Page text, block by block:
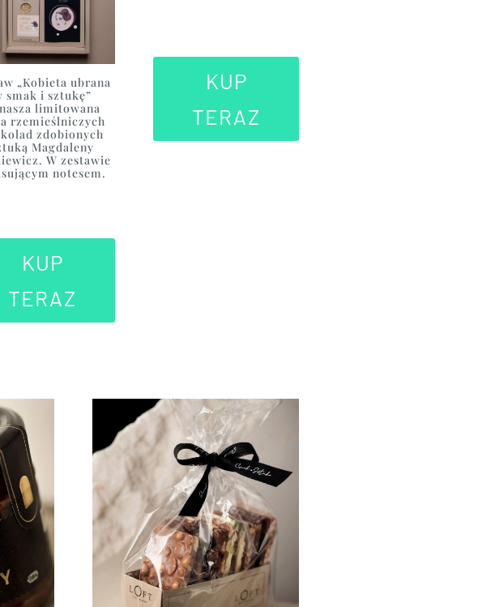
„Kobieta ubrana
smak i sztukę”
limitowana
rzemieślniczych
zdobionych
Magdaleny
W zestawie
notesem.
KUP
TERAZ
KUP
TERAZ